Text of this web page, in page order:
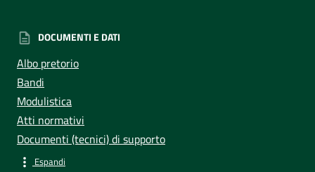
DOCUMENTI E DATI
Albo pretorio
Bandi
Modulistica
Atti normativi
Documenti (tecnici) di supporto
Espandi